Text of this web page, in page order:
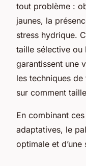
tout problème :
jaunes, la
stress hydrique.
taille sélective ou
garantissent une
les techniques
sur comment
En combinant
adaptatives, le
optimale et d’une